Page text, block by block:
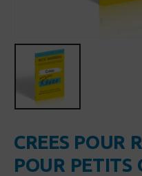
CREES POUR
POUR PETITS